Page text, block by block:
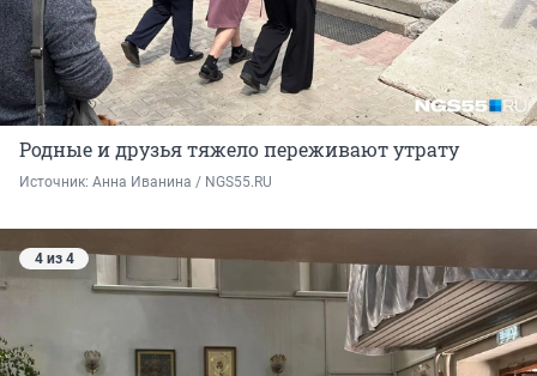
Родные и друзья тяжело переживают утрату
Источник: Анна Иванина / NGS55.RU
4 из 4